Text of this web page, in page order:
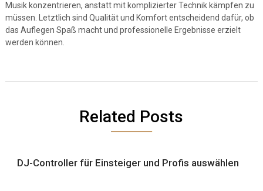
Musik konzentrieren, anstatt mit komplizierter Technik kämpfen zu
müssen. Letztlich sind Qualität und Komfort entscheidend dafür, ob
das Auflegen Spaß macht und professionelle Ergebnisse erzielt
werden können.
Related Posts
DJ-Controller für Einsteiger und Profis auswählen